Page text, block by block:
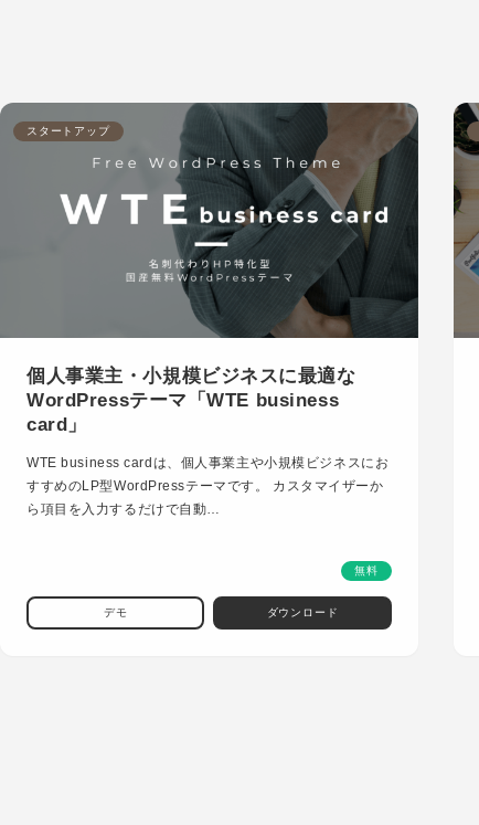
スタートアップ
個人事業主・小規模ビジネスに最適な
WordPressテーマ「WTE business
card」
WTE business cardは、個人事業主や小規模ビジネスにお
すすめのLP型WordPressテーマです。 カスタマイザーか
ら項目を入力するだけで自動…
無料
デモ ダウンロード